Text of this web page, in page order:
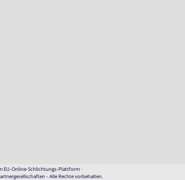
EU-Online-Schlichtungs-Plattform·
- Alle Rechte vorbehalten.